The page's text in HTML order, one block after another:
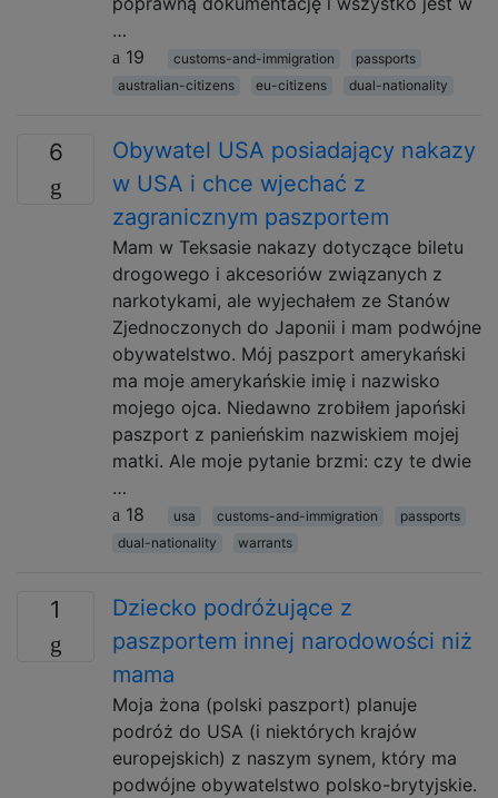
…
19
customs-and-immigration
passports
australian-citizens
eu-citizens dual-nationality
6
Obywatel USA posiadający nakazy
w USA i chce wjechać z
zagranicznym paszportem
Mam w Teksasie nakazy dotyczące biletu
drogowego i akcesoriów związanych z
narkotykami, ale wyjechałem ze Stanów
Zjednoczonych do Japonii i mam podwójne
obywatelstwo. Mój paszport amerykański
ma moje amerykańskie imię i nazwisko
mojego ojca. Niedawno zrobiłem japoński
paszport z panieńskim nazwiskiem mojej
matki. Ale moje pytanie brzmi: czy te dwie
…
18
usa customs-and-immigration
passports
dual-nationality
warrants
1
Dziecko podróżujące z
paszportem innej narodowości niż
mama
Moja żona (polski paszport) planuje
podróż do USA (i niektórych krajów
europejskich) z naszym synem, który ma
podwójne obywatelstwo polsko-brytyjskie.